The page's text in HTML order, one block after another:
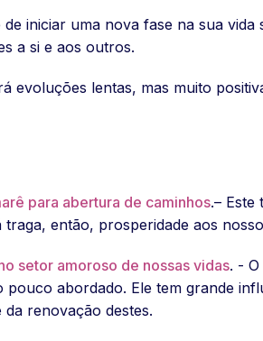
de iniciar uma nova fase na sua
a si e aos outros.
evoluções lentas, mas muito
para abertura de caminhos.–
traga, então, prosperidade aos
setor amoroso de nossas vidas. -
pouco abordado. Ele tem grande
renovação destes.